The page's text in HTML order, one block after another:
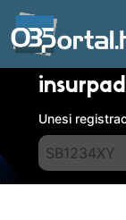
insurpad
Unesi